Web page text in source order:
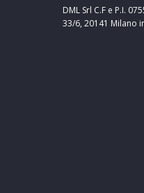
DML Srl C.F e P.I.
33/6, 20141 Milano